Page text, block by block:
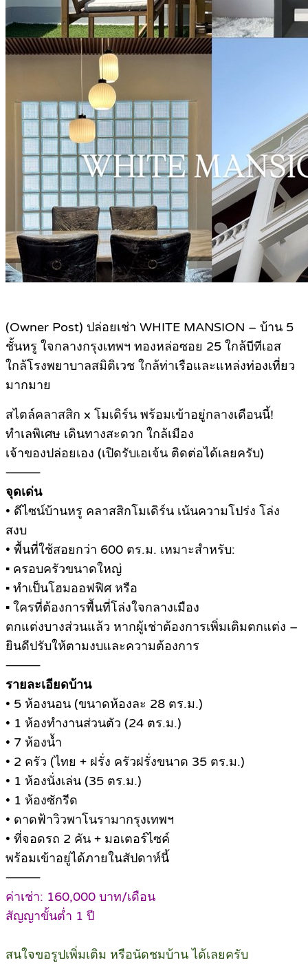
(Owner Post) ปล่อยเช่า WHITE MANSION – บ้าน 5
ชั้นหรู ใจกลางกรุงเทพฯ ทองหล่อซอย 25 ใกล้บีทีเอส
ใกล้โรงพยาบาลสมิติเวช ใกล้ท่าเรือและแหล่งท่องเที่ยว
มากมาย
สไตล์คลาสสิก x โมเดิร์น พร้อมเข้าอยู่กลางเดือนนี้!
ทำเลพิเศษ เดินทางสะดวก ใกล้เมือง
เจ้าของปล่อยเอง (เปิดรับเอเจ้น ติดต่อได้เลยครับ)
⸻
จุดเด่น
• ดีไซน์บ้านหรู คลาสสิกโมเดิร์น เน้นความโปร่ง โล่ง
สงบ
• พื้นที่ใช้สอยกว่า 600 ตร.ม. เหมาะสำหรับ:
▪ ครอบครัวขนาดใหญ่
▪ ทำเป็นโฮมออฟฟิศ หรือ
▪ ใครที่ต้องการพื้นที่โล่งใจกลางเมือง
ตกแต่งบางส่วนแล้ว หากผู้เช่าต้องการเพิ่มเติมตกแต่ง –
ยินดีปรับให้ตามงบและความต้องการ
⸻
รายละเอียดบ้าน
• 5 ห้องนอน (ขนาดห้องละ 28 ตร.ม.)
• 1 ห้องทำงานส่วนตัว (24 ตร.ม.)
• 7 ห้องน้ำ
• 2 ครัว (ไทย + ฝรั่ง ครัวฝรั่งขนาด 35 ตร.ม.)
• 1 ห้องนั่งเล่น (35 ตร.ม.)
• 1 ห้องซักรีด
• ดาดฟ้าวิวพาโนรามากรุงเทพฯ
• ที่จอดรถ 2 คัน + มอเตอร์ไซค์
พร้อมเข้าอยู่ได้ภายในสัปดาห์นี้
⸻
ค่าเช่า: 160,000 บาท/เดือน
สัญญาขั้นต่ำ 1 ปี
สนใจขอรูปเพิ่มเติม หรือนัดชมบ้าน ได้เลยครับ